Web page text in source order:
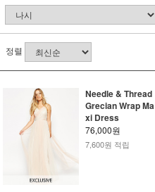
정렬
Needle & Thread
Grecian Wrap Ma
xi Dress
76,000원
7,600원 적립